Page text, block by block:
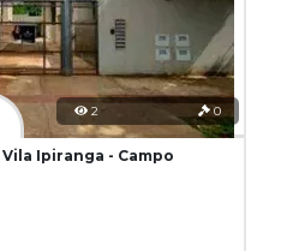
2 0
Ipiranga - Campo